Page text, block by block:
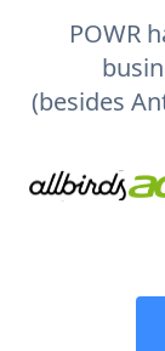
POWR
(besides